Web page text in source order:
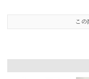
この